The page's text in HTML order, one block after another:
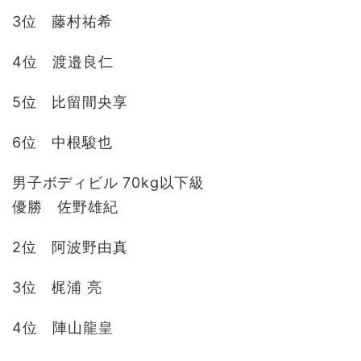
3位 藤村祐希
4位 渡邉良仁
5位 比留間央享
6位 中根駿也
男子ボディビル 70kg以下級
優勝 佐野雄紀
2位 阿波野由真
3位 梶浦 亮
4位 陣山龍皇